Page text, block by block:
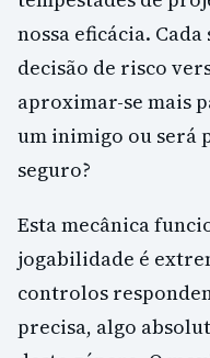
nossa eficácia.
decisão de risco
aproximar-se mais
um inimigo ou será
seguro?
Esta mecânica
jogabilidade é
controlos
precisa, algo